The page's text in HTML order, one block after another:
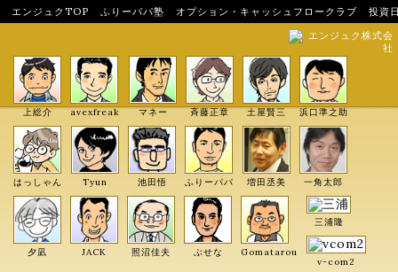
エンジュクTOP ふりーパパ塾 オプション・キャッシュフロークラブ
投資
エンジュク株式会
社
上総介 avexfreak マネー 斉藤正章 土屋賢三 浜口準之助
はっしゃん Tyun 池田悟 ふりーパパ 増田丞美 一角太郎
夕凪 JACK 照沼佳夫 ぶせな Gomatarou
三浦隆
v-com2